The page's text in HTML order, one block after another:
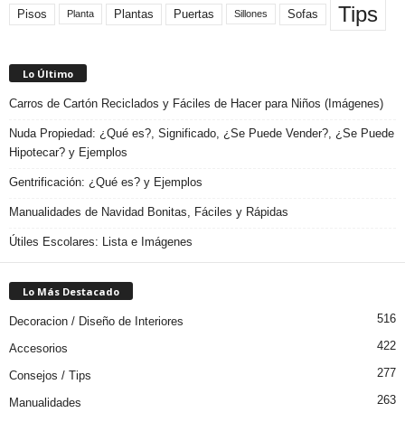
Pisos Planta Plantas Puertas Sillones Sofas Tips
Lo Último
Carros de Cartón Reciclados y Fáciles de Hacer para Niños (Imágenes)
Nuda Propiedad: ¿Qué es?, Significado, ¿Se Puede Vender?, ¿Se Puede
Hipotecar? y Ejemplos
Gentrificación: ¿Qué es? y Ejemplos
Manualidades de Navidad Bonitas, Fáciles y Rápidas
Útiles Escolares: Lista e Imágenes
Lo Más Destacado
Decoracion / Diseño de Interiores 516
Accesorios 422
Consejos / Tips 277
Manualidades
263